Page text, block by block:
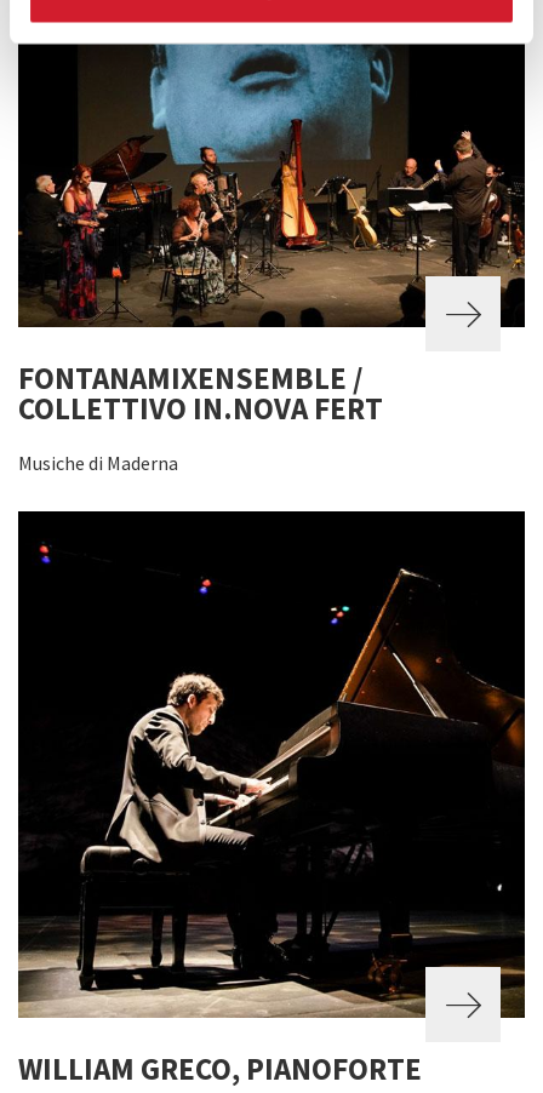
FONTANAMIXENSEMBLE /
COLLETTIVO IN.NOVA FERT
Musiche di Maderna
WILLIAM GRECO, PIANOFORTE